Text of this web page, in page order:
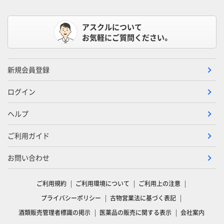
アスクルについて
お気軽にご質問ください。
新規会員登録
ログイン
ヘルプ
ご利用ガイド
お問い合わせ
ご利用規約 ご利用環境について
ご利用上の注意
プライバシーポリシー
古物営業法に基づく表記
酒類販売管理者標識の掲示
医薬品の販売に関する表示 会社案内